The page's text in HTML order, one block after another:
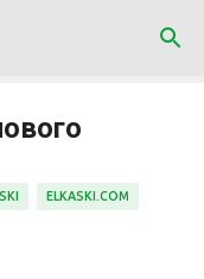
ELKASKI.COM